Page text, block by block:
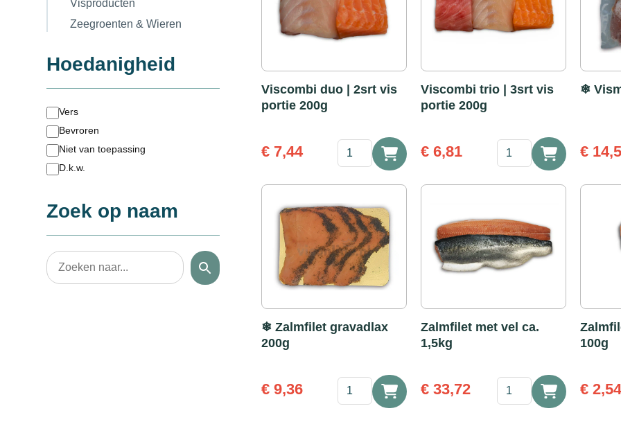
Visproducten
Zeegroenten & Wieren
Hoedanigheid
Vers
Bevroren
Niet van toepassing
D.k.w.
Zoek op naam
Viscombi duo | 2srt vis
portie 200g
€ 7,44
Viscombi
duo
2srt
portie
200g
aantal
Viscombi trio | 3srt vis
portie 200g
€ 6,81
Viscombi
trio
3srt
200g
aantal
❄
€
❄ Zalmfilet gravadlax
200g
€ 9,36
Zalmfilet
gravadlax
Zalmfilet met vel ca.
1,5kg
€ 33,72
Zalmfilet
met
100g
€2,54